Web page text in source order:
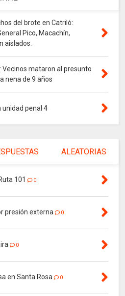
del brote en Catriló:
Pico, Macachín,
aislados.
Vecinos mataron al presunto
nena de 9 años
unidad penal 4
ALEATORIAS
101 0
presión externa 0
0
en Santa Rosa 0